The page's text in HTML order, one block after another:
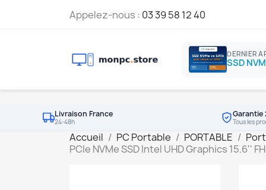
Appelez-nous : 03 39 58 12 40
DERNIER
Livraison France
24-48h
Garantie
Tous les
Accueil PC Portable PORTABLE
PCIe NVMe SSD Intel UHD Graphics 15.6''